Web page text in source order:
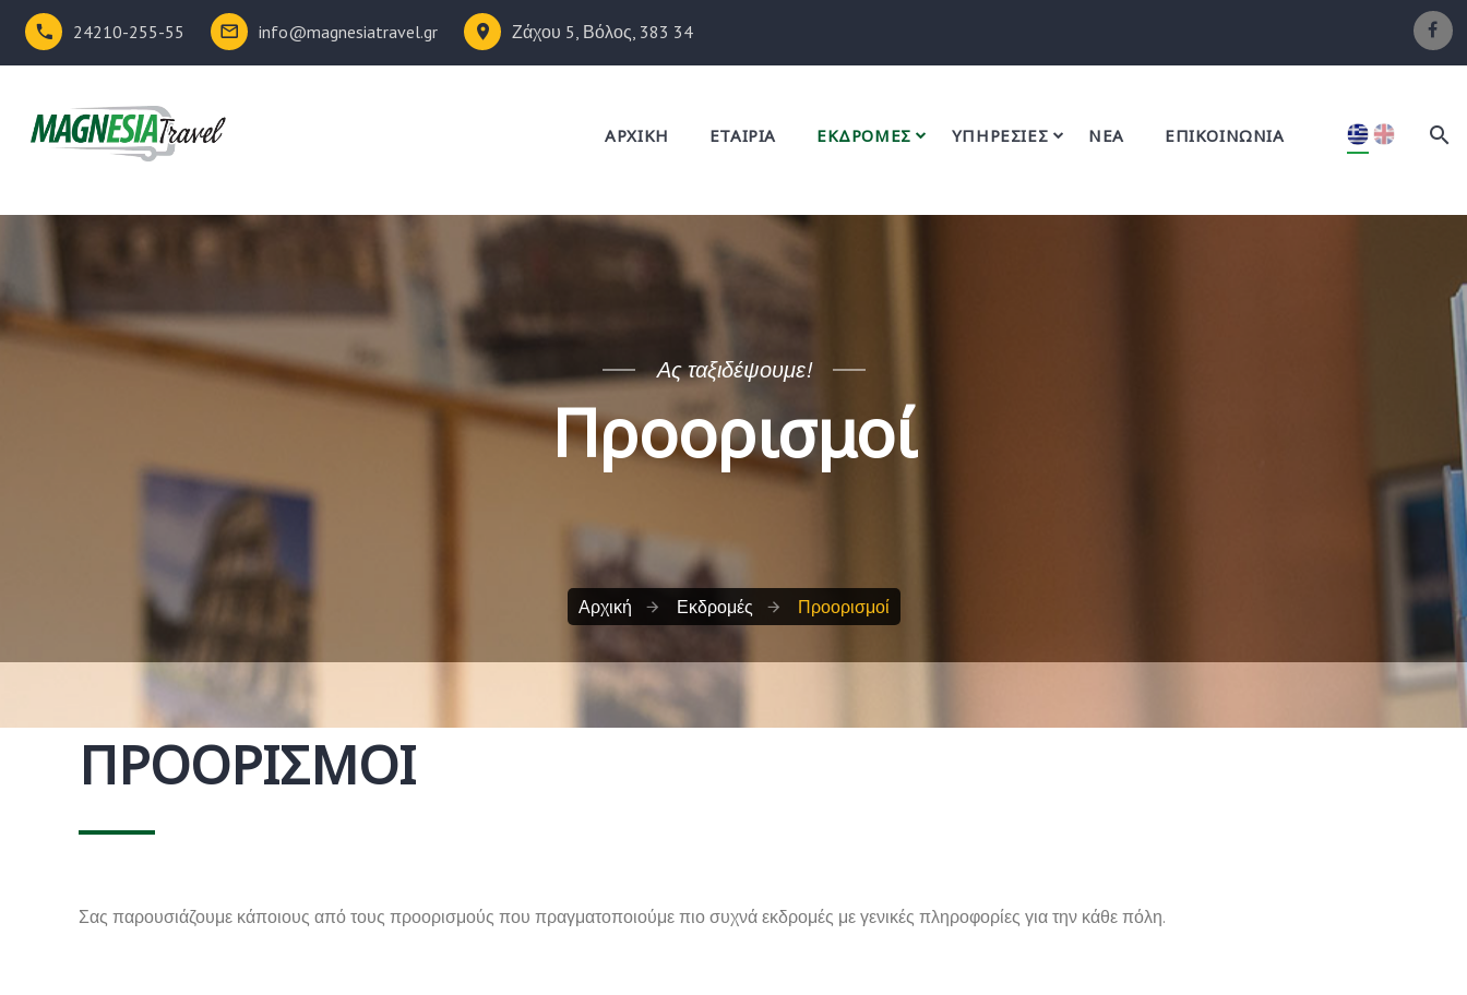
24210-255-55 info@magnesiatravel.gr Ζάχου 5, Βόλος, 383 34
ΑΡΧΙΚΗ ΕΤΑΙΡΙΑ ΕΚΔΡΟΜΕΣ ΥΠΗΡΕΣΙΕΣ ΝΕΑ ΕΠΙΚΟΙΝΩΝΙΑ
Ας ταξιδέψουμε!
Προορισμοί
Αρχική Εκδρομές Προορισμοί
ΠΡΟΟΡΙΣΜΟΊ
Σας παρουσιάζουμε κάποιους από τους προορισμούς που πραγματοποιούμε πιο συχνά εκδρομές με γενικές πληροφορίες για την κάθε πόλη.